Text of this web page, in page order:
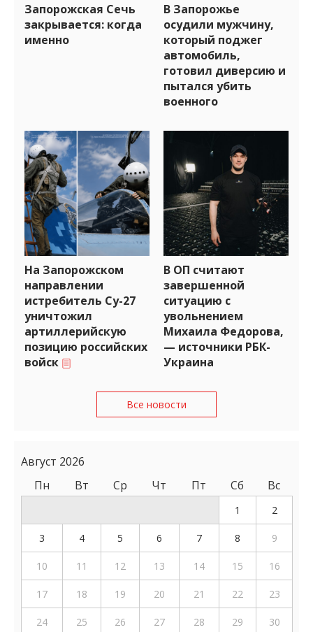
Запорожская Сечь
закрывается: когда
именно
В Запорожье
осудили мужчину,
который поджег
автомобиль,
готовил диверсию и
пытался убить
военного
На Запорожском
направлении
истребитель Су-27
уничтожил
артиллерийскую
позицию российских
войск
В ОП считают
завершенной
ситуацию с
увольнением
Михаила Федорова,
— источники РБК-
Украина
Все новости
Август 2026
Пн
Вт Ср Чт Пт Сб Вс
1 2
3 4 5 6 7 8 9
10 11 12 13 14 15 16
17 18 19 20 21 22 23
24 25 26 27 28 29 30